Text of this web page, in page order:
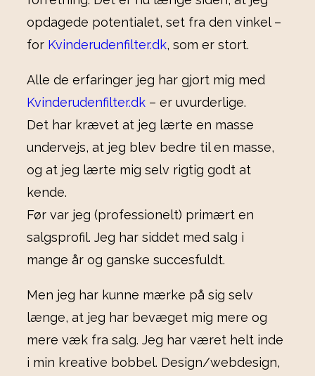
opdagede potentialet, set fra den vinkel –
for Kvinderudenfilter.dk, som er stort.
Alle de erfaringer jeg har gjort mig med
Kvinderudenfilter.dk – er uvurderlige.
Det har krævet at jeg lærte en masse
undervejs, at jeg blev bedre til en masse,
og at jeg lærte mig selv rigtig godt at
kende.
Før var jeg (professionelt) primært en
salgsprofil. Jeg har siddet med salg i
mange år og ganske succesfuldt.
Men jeg har kunne mærke på sig selv
længe, at jeg har bevæget mig mere og
mere væk fra salg. Jeg har været helt inde
i min kreative bobbel. Design/webdesign,